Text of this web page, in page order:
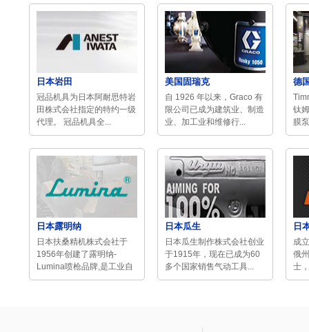
日本岩田
冠品机具为日本阿耐思特岩
田株式会社指定的特约一级
代理。 冠品机具全...
美国固瑞克
自 1926 年以来，Graco 有
限公司已成为建筑业、制造
业、加工业和维修行...
德
钛
膜
日本露明纳
日本扶桑精机株式会社于
1956年创建了露明纳-
Lumina喷枪品牌,是工业自
动...
日本瓜生
日本瓜生制作株式会社创业
于1915年，现在已成为60
多个国家销售气动工具...
日
成
俄
士